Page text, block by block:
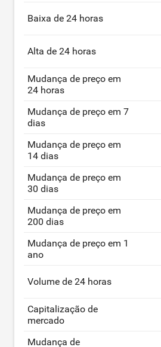
Baixa de 24 horas
Alta de 24 horas
Mudança de preço em
24 horas
Mudança de preço em 7
dias
Mudança de preço em
14 dias
Mudança de preço em
30 dias
Mudança de preço em
200 dias
Mudança de preço em 1
ano
Volume de 24 horas
Capitalização de
mercado
Mudança de